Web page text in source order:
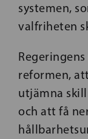
systemen,
valfriheten
reformen,
utjämna
och att få